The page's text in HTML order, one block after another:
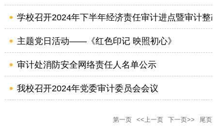
学校召开2024年下半年经济责任审计进点暨审计整
主题党日活动——《红色印记 映照初心》
审计处消防安全网络责任人名单公示
我校召开2024年党委审计委员会会议
第一页 <<上一页 下一页>> 尾页